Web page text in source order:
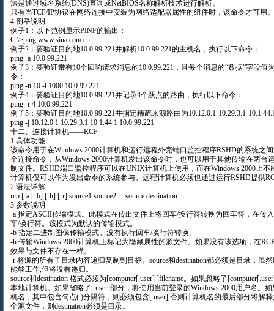
法是通过域名系统(DNS)查询或NetBIOS名称解析技术进行解析。
只有当TCP/IP协议在网络连接中安装为网络适配器属性的组件时，该命令才可用。
4.例举说明
例子1：以下范例显示PINF的输出：
C \>ping www.sina.com.cn
例子2：要验证目的地10.0.99.221并解析10.0.99.221的主机名，执行以下命令：
ping -a 10.0.99.221
例子3：要验证带有10个回响请求消息的10.0.99.221，且每个消息的“数据”字段值
令：
ping -n 10 -l 1000 10.0.99.221
例子4：要验证目的地10.0.99.221并记录4个跃点的路由，执行以下命令：
ping -r 4 10.0.99.221
例子5：要验证目的地10.0.99.221并指定稀疏来源路由为10.12.0.1-10.29.3.1-
ping -j 10.12.0.1 10.29.3.1 10.1.44.1 10.0.99.221
十二、连接计算机——RCP
1.具体功能
该命令用于在Windows 2000计算机和运行远程外壳端口监控程序RSHD的系统之
个连接命令，从Windows 2000计算机发出该命令时，也可以用于其他传输在两台
制文件。RSHD端口监控程序可以在UNIX计算机上使用，而在Windows 2000上不
计算机仅可以作为发出命令的系统参与。远程计算机必须也通过运行RSHD提供
2.语法详解
rcp [-a | -b] [-h] [-r] source1 source2 ... source destination
3.参数说明
-a 指定ASCII传输模式。此模式在传出文件上将回车/换行符转换为回车符，在传
车/换行符。该模式为默认的传输模式。
-b 指定二进制图像传输模式。没有执行回车/换行符转换。
-h 传输Windows 2000计算机上标记为隐藏属性的源文件。如果没有该选项，在
效果与文件不存在一样。
-r 将源的所有子目录内容递归复制到目标。source和destination都必须是目录，虽
能够工作,但将没有递归。
source和destination 格式必须为[computer[.user] ]filename。如果忽略了
本地计算机。如果省略了[.user]部分，将使用当前登录的Windows 2000用户名。
机名，其中包含句点(.)分隔符，则必须包含[.user],否则计算机名的最后部分将解
个源文件，则destination必须是目录。